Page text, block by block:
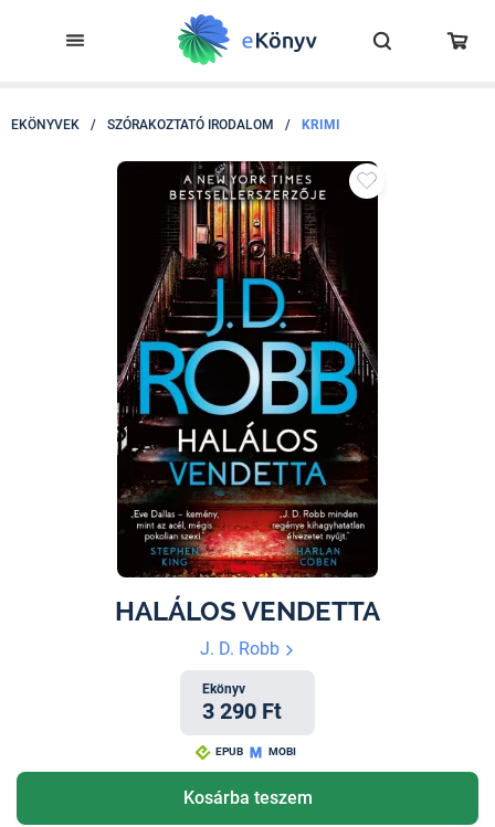
EKÖNYVEK / SZÓRAKOZTATÓ IRODALOM / KRIMI
HALÁLOS VENDETTA
J. D. Robb
Ekönyv
3 290 Ft
EPUB MOBI
Kosárba teszem